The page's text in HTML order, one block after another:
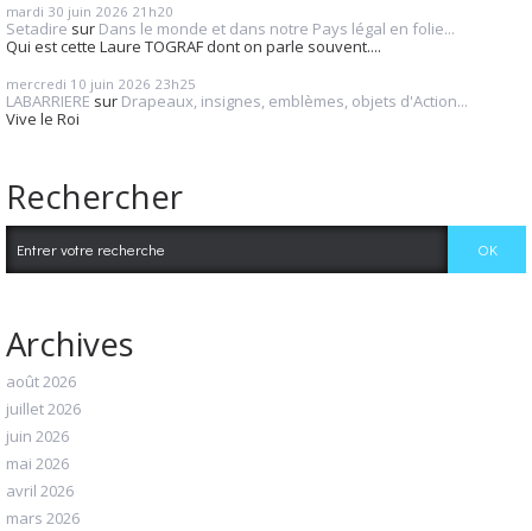
mardi 30 juin 2026 21h20
Setadire sur Dans le monde et dans notre Pays légal en folie...
Qui est cette Laure TOGRAF dont on parle souvent....
mercredi 10 juin 2026 23h25
LABARRIERE sur Drapeaux, insignes, emblèmes, objets d'Action...
Vive le Roi
Rechercher
Archives
août 2026
juillet 2026
juin 2026
mai 2026
avril 2026
mars 2026